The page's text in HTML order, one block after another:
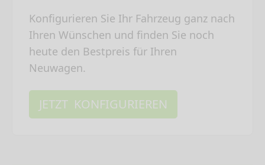
Konfigurieren Sie Ihr Fahrzeug ganz nach
Ihren Wünschen und finden Sie noch
heute den Bestpreis für Ihren
Neuwagen.
JETZT KONFIGURIEREN